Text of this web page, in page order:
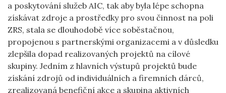
a poskytování služeb AIC, tak aby byla lépe schopna
získávat zdroje a prostředky pro svou činnost na poli
ZRS, stala se dlouhodobě více soběstačnou,
propojenou s partnerskými organizacemi a v důsledku
zlepšila dopad realizovaných projektů na cílové
skupiny. Jedním z hlavních výstupů projektů bude
získání zdrojů od individuálních a firemních dárců,
zrealizovaná benefiční akce a skupina aktivních